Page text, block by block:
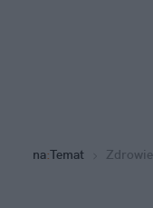
na:Temat Zdrowie